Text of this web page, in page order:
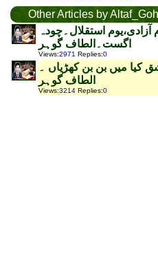
Other Articles by
آزادی،یوم استقلال۔چودہ
اگست۔الطاف گوہر
Views:2971 Replies:0
کیا میں بن بن کھڑیاں ۔
الطاف گوہر
Views:3214 Replies:0